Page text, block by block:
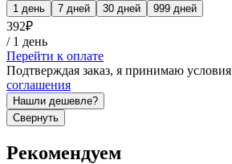
1 день 7 дней 30 дней 999 дней
392₽
/ 1 день
Перейти к оплате
Подтверждая заказ, я принимаю условия
соглашения
Нашли дешевле?
Свернуть
Рекомендуем